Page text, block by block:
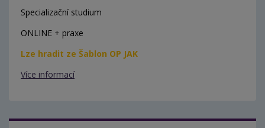
Specializační studium
ONLINE + praxe
Lze hradit ze Šablon OP JAK
Více informací